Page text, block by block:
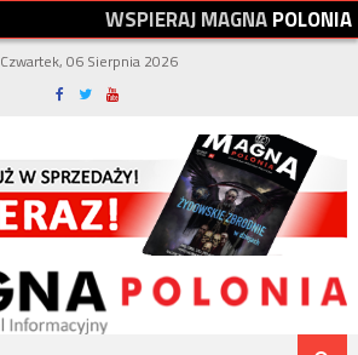
WSPIERAJMAGNAPOLONIA
Czwartek, 06 Sierpnia 2026